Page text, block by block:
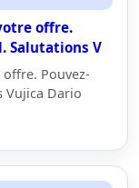
offre.
Salutations V
Pouvez-
Vujica Dario